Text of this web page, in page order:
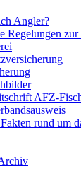
Angler?
Regelungen
AFZ-
rund um